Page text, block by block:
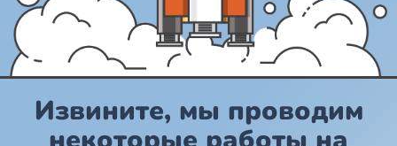
Извините, мы проводим